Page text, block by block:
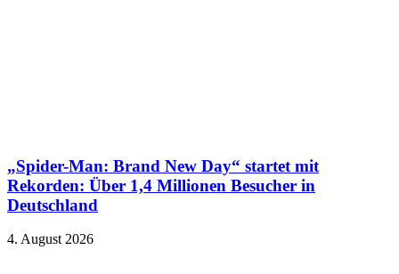
„Spider-Man: Brand New Day“ startet mit
Rekorden: Über 1,4 Millionen Besucher in
Deutschland
4. August 2026